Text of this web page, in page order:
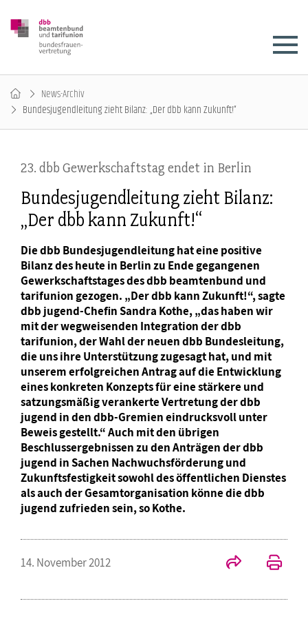
News-Archiv
Bundesjugendleitung zieht Bilanz: „Der dbb kann Zukunft!“
23. dbb Gewerkschaftstag endet in Berlin
Bundesjugendleitung zieht Bilanz:
„Der dbb kann Zukunft!“
Die dbb Bundesjugendleitung hat eine positive
Bilanz des heute in Berlin zu Ende gegangenen
Gewerkschaftstages des dbb beamtenbund und
tarifunion gezogen. „Der dbb kann Zukunft!“, sagte
dbb jugend-Chefin Sandra Kothe, „das haben wir
mit der wegweisenden Integration der dbb
tarifunion, der Wahl der neuen dbb Bundesleitung,
die uns ihre Unterstützung zugesagt hat, und mit
unserem erfolgreichen Antrag auf die Entwicklung
eines konkreten Konzepts für eine stärkere und
satzungsmäßig verankerte Vertretung der dbb
jugend in den dbb-Gremien eindrucksvoll unter
Beweis gestellt.“ Auch mit den übrigen
Beschlussergebnissen zu den Anträgen der dbb
jugend in Sachen Nachwuchsförderung und
Zukunftsfestigkeit sowohl des öffentlichen Dienstes
als auch der Gesamtorganisation könne die dbb
jugend zufrieden sein, so Kothe.
14. November 2012